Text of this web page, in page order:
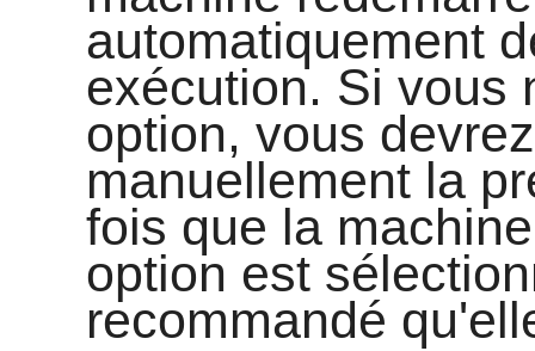
automatiquement
exécution. Si vous
option, vous
manuellement la
fois que la
option est
recommandé